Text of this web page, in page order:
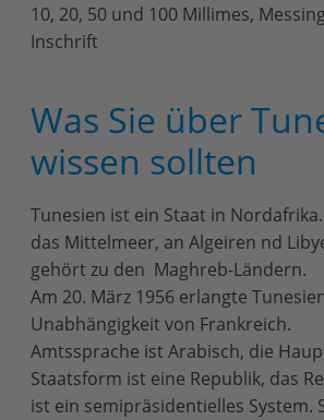
10, 20, 50 und 100 Millimes,
Inschrift
Was Sie über
wissen sollten
Tunesien ist ein Staat in
das Mittelmeer, an Algeiren nd
gehört zu den Maghreb-Ländern.
Am 20. März 1956 erlangte
Unabhängigkeit von Frankreich.
Amtssprache ist Arabisch, die
Staatsform ist eine Republik, das
ist ein semipräsidentielles System.